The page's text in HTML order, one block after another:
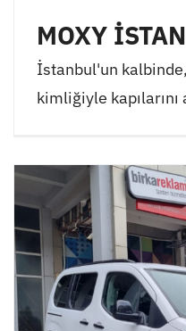
MOXY
İstanbul'un
kimliğiyle